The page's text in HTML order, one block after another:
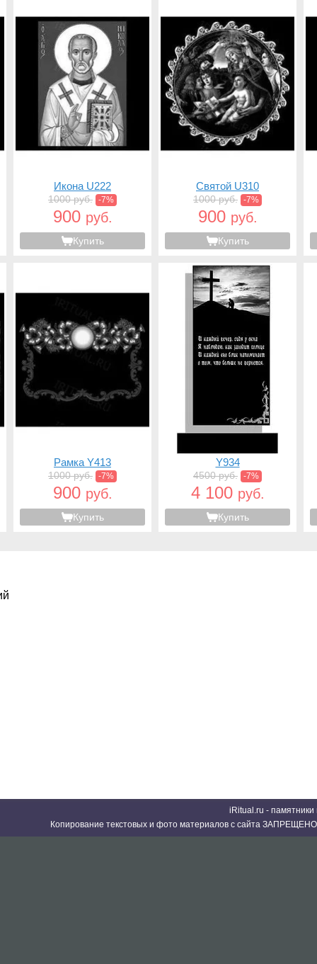
Икона U222
1000 руб. -7%
900 руб.
Купить
Святой U310
1000 руб. -7%
900 руб.
Купить
Рамка Y413
1000 руб. -7%
900 руб.
Купить
Y934
4500 руб. -7%
4 100 руб.
Купить
iRitual.ru -
Копирование текстовых и фото материалов с сайта